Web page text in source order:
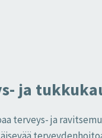
ja
terveys- ja